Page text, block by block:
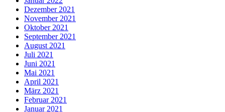
Dezember 2021
November 2021
Oktober 2021
September 2021
August 2021
Juli 2021
Juni 2021
Mai 2021
April 2021
März 2021
Februar 2021
Januar 2021